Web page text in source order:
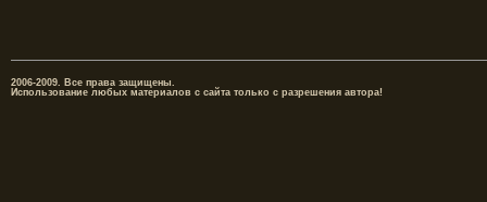
2006-2009. Все права защищены.
Использование любых материалов с сайта только с разрешения автора!